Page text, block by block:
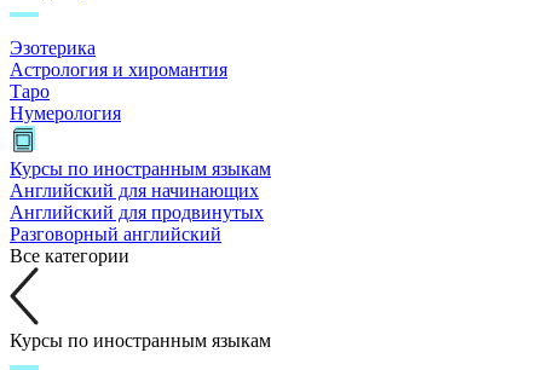
Эзотерика
Астрология и хиромантия
Таро
Нумерология
Курсы по иностранным языкам
Английский для начинающих
Английский для продвинутых
Разговорный английский
Все категории
Курсы по иностранным языкам